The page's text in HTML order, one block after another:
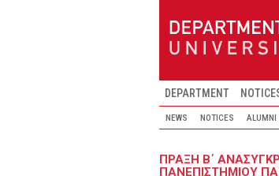
DEPARTMENT
NEWS NOTICES ALUMNI
ΠΡΑΞΗ Β΄
ΠΑΝΕΠΙΣΤΗΜΙΟΥ